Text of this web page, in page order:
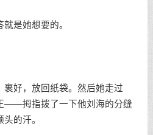
是她想要的。
好，放回纸袋。然后她走过
——拇指拨了一下他刘海的分缝
的汗。